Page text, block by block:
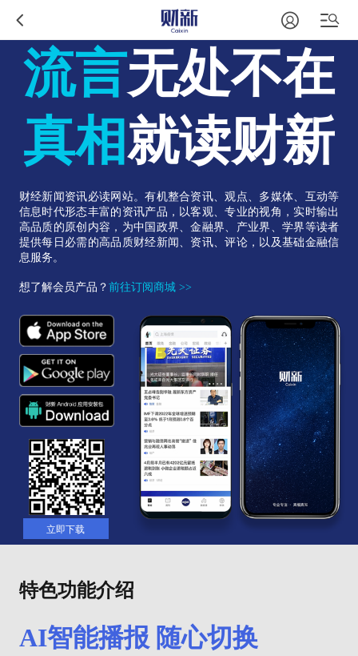
流言无处不在
真相就读财新
财经新闻资讯必读网站。有机整合资讯、观点、多媒体、互动等
信息时代形态丰富的资讯产品，以客观、专业的视角，实时输出
高品质的原创内容，为中国政界、金融界、产业界、学界等读者
提供每日必需的高品质财经新闻、资讯、评论，以及基础金融信
息服务。
想了解会员产品？前往订阅商城 >>
立即下载
特色功能介绍
AI智能播报 随心切换